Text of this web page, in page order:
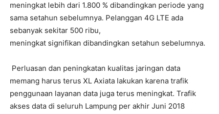
meningkat lebih dari 1.800 % dibandingkan periode yang
sama setahun sebelumnya. Pelanggan 4G LTE ada
sebanyak sekitar 500 ribu,
meningkat signifikan dibandingkan setahun sebelumnya.
Perluasan dan peningkatan kualitas jaringan data
memang harus terus XL Axiata lakukan karena trafik
penggunaan layanan data juga terus meningkat. Trafik
akses data di seluruh Lampung per akhir Juni 2018